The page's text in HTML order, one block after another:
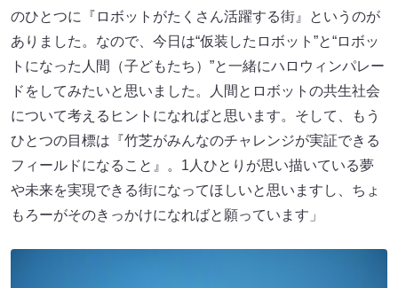
のひとつに『ロボットがたくさん活躍する街』というのが
ありました。なので、今日は“仮装したロボット”と“ロボッ
トになった人間（子どもたち）”と一緒にハロウィンパレー
ドをしてみたいと思いました。人間とロボットの共生社会
について考えるヒントになればと思います。そして、もう
ひとつの目標は『竹芝がみんなのチャレンジが実証できる
フィールドになること』。1人ひとりが思い描いている夢
や未来を実現できる街になってほしいと思いますし、ちょ
もろーがそのきっかけになればと願っています」